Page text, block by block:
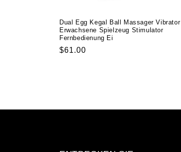
Dual Egg Kegal Ball Massager Vibrator
Erwachsene Spielzeug Stimulator
Fernbedienung Ei
Normaler
$61.00